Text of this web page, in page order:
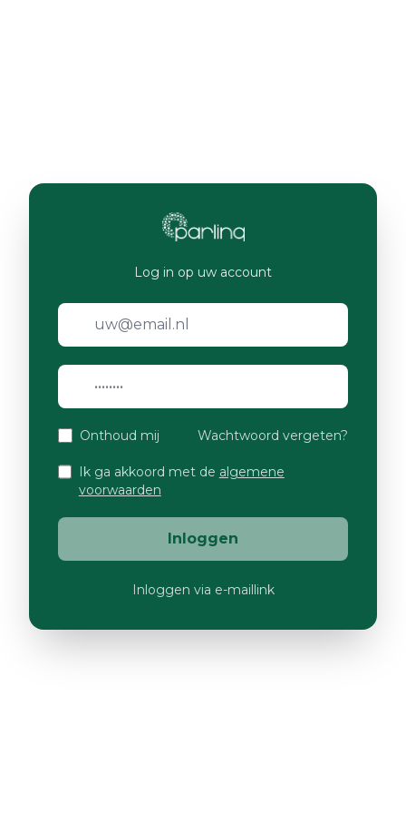
Log in op uw account
Onthoud mij Wachtwoord vergeten?
Ik ga akkoord met de algemene
voorwaarden
Inloggen
Inloggen via e-maillink